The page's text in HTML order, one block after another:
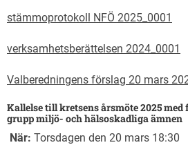
stämmoprotokoll NFÖ 2025_0001
verksamhetsberättelsen 2024_0001
Valberedningens förslag 20 mars
Kallelse till kretsens årsmöte 2025 med
grupp miljö- och hälsoskadliga ämnen
När: Torsdagen den 20 mars 18:30